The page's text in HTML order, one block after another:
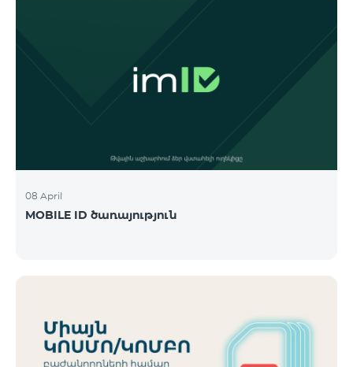
ՀԱԹ 09:00-20:00 09:00-17:00 Երևան Ազատություն
09:00-19:00 09:00-17:00 Երևան Կոմիտաս 1 09:00-
08 April
MOBILE ID ծառայություն